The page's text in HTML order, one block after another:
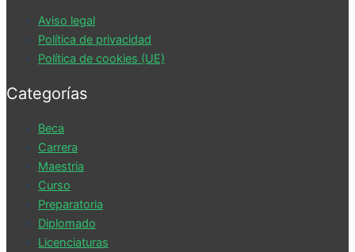
Aviso legal
Política de privacidad
Política de cookies (UE)
Categorías
Beca
Carrera
Maestria
Curso
Preparatoria
Diplomado
Licenciaturas